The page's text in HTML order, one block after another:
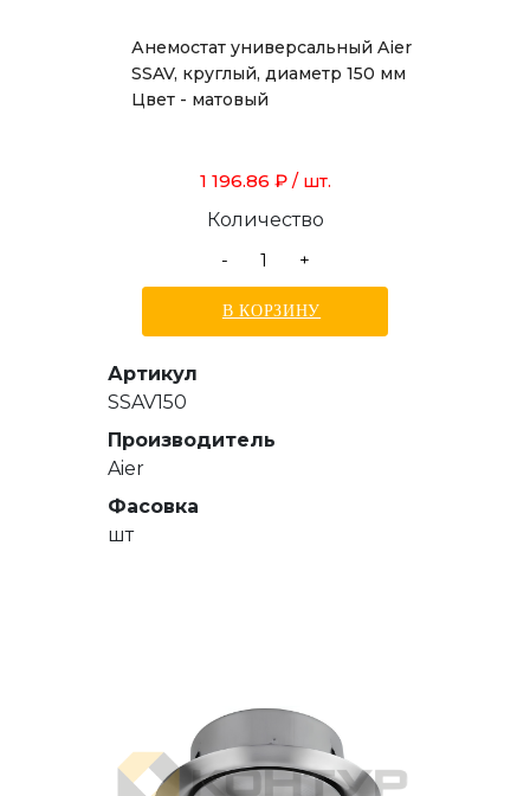
Анемостат универсальный Aier
SSAV, круглый, диаметр 150 мм
Цвет - матовый
1 196.86 ₽ / шт.
Количество
-
+
В КОРЗИНУ
Артикул
SSAV150
Производитель
Aier
Фасовка
шт